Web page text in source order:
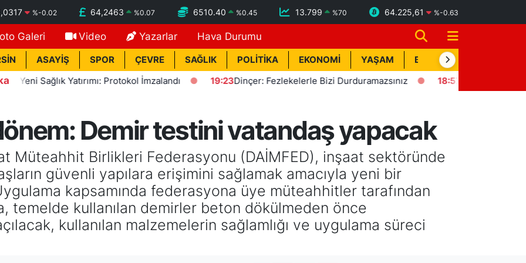
%-0.02 64,2463 %0.07 6510.40 %0.45 13.799 %70 64.225,61 %-0.63
Galeri Video Yazarlar Hava Durumu
ASAYİŞ SPOR ÇEVRE SAĞLIK POLİTİKA EKONOMİ YAŞAM BİK İLAN
Yatırımı: Protokol İmzalandı 19:23Dinçer: Fezlekelerle Bizi Durduramazsınız 18:57Erdemli'de Deprem! Kısa
Demir testini vatandaş yapacak
Müteahhit Birlikleri Federasyonu (DAİMFED), inşaat sektöründe
güvenli yapılara erişimini sağlamak amacıyla yeni bir
kapsamında federasyona üye müteahhitler tarafından
temelde kullanılan demirler beton dökülmeden önce
kullanılan malzemelerin sağlamlığı ve uygulama süreci